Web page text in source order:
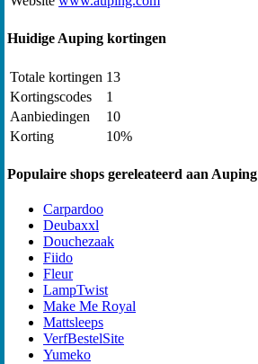
Huidige Auping kortingen
Totale kortingen 13
Kortingscodes
1
Aanbiedingen
10
Korting
10%
Populaire shops gereleateerd aan Auping
Carpardoo
Deubaxxl
Douchezaak
Fiido
Fleur
LampTwist
Make Me Royal
Mattsleeps
VerfBestelSite
Yumeko